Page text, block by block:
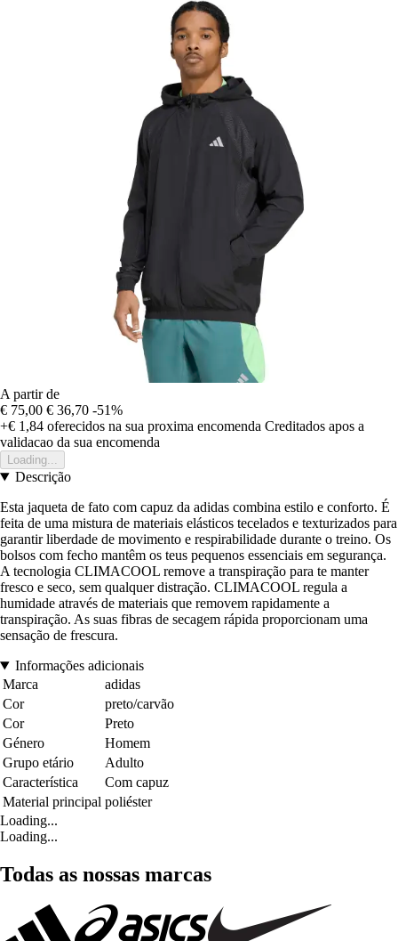
A partir de
€ 75,00 € 36,70 -51%
+€ 1,84 oferecidos na sua proxima encomenda Creditados apos a
validacao da sua encomenda
Loading...
Descrição
Esta jaqueta de fato com capuz da adidas combina estilo e conforto. É
feita de uma mistura de materiais elásticos tecelados e texturizados para
garantir liberdade de movimento e respirabilidade durante o treino. Os
bolsos com fecho mantêm os teus pequenos essenciais em segurança.
A tecnologia CLIMACOOL remove a transpiração para te manter
fresco e seco, sem qualquer distração. CLIMACOOL regula a
humidade através de materiais que removem rapidamente a
transpiração. As suas fibras de secagem rápida proporcionam uma
sensação de frescura.
Informações adicionais
Marca
adidas
Cor
preto/carvão
Cor
Preto
Género
Homem
Grupo etário
Adulto
Característica
Com capuz
Material principal poliéster
Loading...
Loading...
Todas as nossas marcas